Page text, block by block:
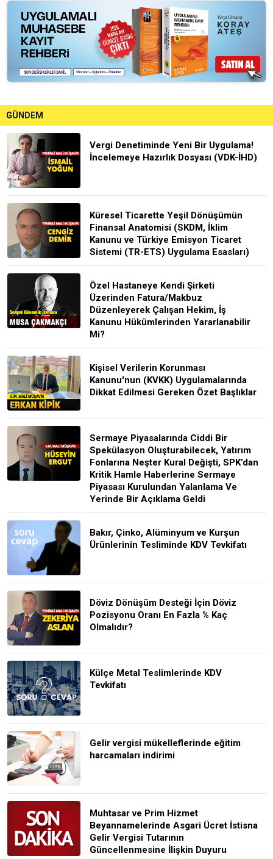
GÜNDEM
Vergi Denetiminde Yeni Bir Uygulama!
İncelemeye Hazırlık Dosyası (VDK-İHD)
Küresel Ticarette Yeşil Dönüşümün
Finansal Anatomisi (SKDM, İklim
Kanunu ve Türkiye Emisyon Ticaret
Sistemi (TR-ETS) Uygulama Esasları)
Özel Hastaneye Kendi Şirketi
Üzerinden Fatura/Makbuz
Düzenleyerek Çalışan Hekim, İş
Kanunu Hükümlerinden Yararlanabilir
Mi?
Kişisel Verilerin Korunması
Kanunu'nun (KVKK) Uygulamalarında
Dikkat Edilmesi Gereken Özet Başlıklar
Sermaye Piyasalarında Ciddi Bir
Spekülasyon Oluşturabilecek, Yatırım
Fonlarına Neşter Kural Değişti, SPK’dan
Kritik Hamle Haberlerine Sermaye
Piyasası Kurulundan Yalanlama Ve
Yerinde Bir Açıklama Geldi
Bakır, Çinko, Alüminyum ve Kurşun
Ürünlerinin Tesliminde KDV Tevkifatı
Döviz Dönüşüm Desteği İçin Döviz
Pozisyonu Oranı En Fazla % Kaç
Olmalıdır?
Külçe Metal Teslimlerinde KDV
Tevkifatı
Gelir vergisi mükelleflerinde eğitim
harcamaları indirimi
Muhtasar ve Prim Hizmet
Beyannamelerinde Asgari Ücret İstisna
Gelir Vergisi Tutarının
Güncellenmesine İlişkin Duyuru